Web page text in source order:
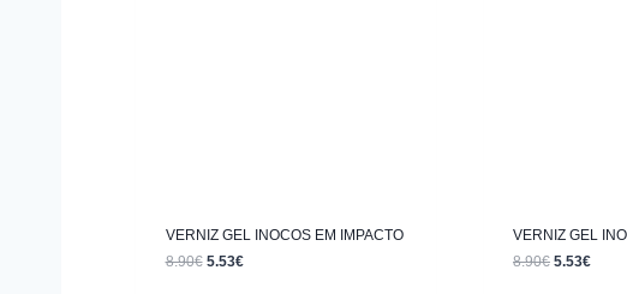
VERNIZ GEL INOCOS EM IMPACTO
8.90€ 5.53€
VERNIZ GEL
8.90€ 5.53€